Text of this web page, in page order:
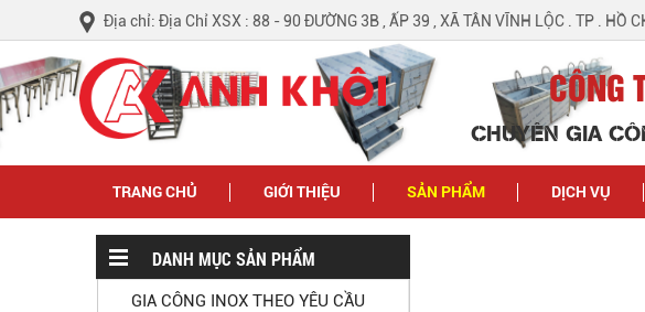
Địa chỉ: Địa Chỉ XSX : 88 - 90 ĐƯỜNG 3B , ẤP 39 , XÃ TÂN VĨNH LỘC . TP . HỒ
CÔNG
CHUYÊN GIA
TRANG CHỦ GIỚI THIỆU SẢN PHẨM DỊCH VỤ
DANH MỤC SẢN PHẨM
GIA CÔNG INOX THEO YÊU CẦU